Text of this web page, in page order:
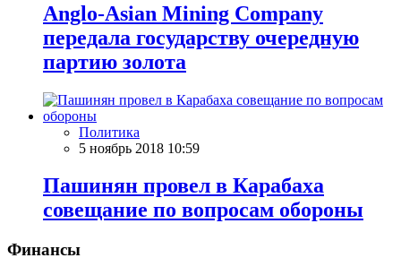
Anglo-Asian Mining Company
передала государству очередную
партию золота
Политика
5 ноябрь 2018 10:59
Пашинян провел в Карабаха
совещание по вопросам обороны
Финансы